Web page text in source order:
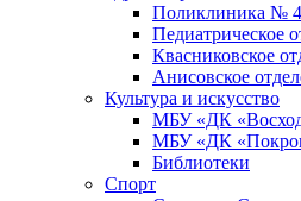
Поликлиника № 4
Педиатрическое
Квасниковское
Анисовское
Культура и искусство
МБУ «ДК
МБУ «ДК
Библиотеки
Спорт